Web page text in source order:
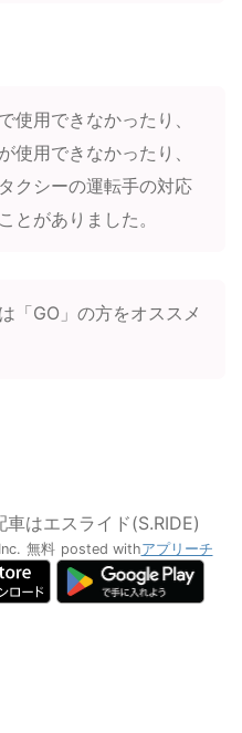
使用できなかったり、
使用できなかったり、
クシーの運転手の対応
とがありました。
「GO」の方をオススメ
車はエスライド(S.RIDE)
無料 posted withアプリーチ